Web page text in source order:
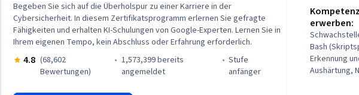
Begeben Sie sich auf die Überholspur zu einer Karriere in der
Cybersicherheit. In diesem Zertifikatsprogramm erlernen Sie gefragte
Fähigkeiten und erhalten KI-Schulungen von Google-Experten. Lernen Sie in
Ihrem eigenen Tempo, kein Abschluss oder Erfahrung erforderlich.
4.8 (68,602
Bewertungen)
1,573,399 bereits
angemeldet
stufe
anfänger
erwerben:
Bash
Erkennung
Aushärtung,